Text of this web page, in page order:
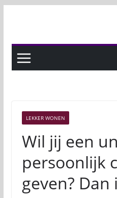
LEKKER WONEN
Wil jij een
persoonlijk
geven?